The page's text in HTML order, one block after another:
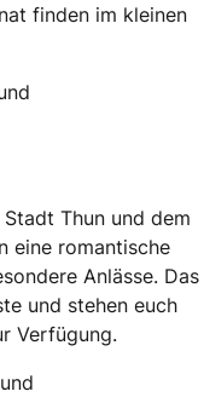
finden im kleinen
Thun und dem
eine romantische
Anlässe. Das
und stehen euch
Verfügung.
und